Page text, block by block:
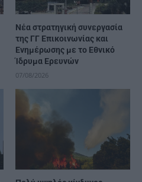
Νέα στρατηγική συνεργασία
της ΓΓ Επικοινωνίας και
Ενημέρωσης με το Εθνικό
Ίδρυμα Ερευνών
07/08/2026